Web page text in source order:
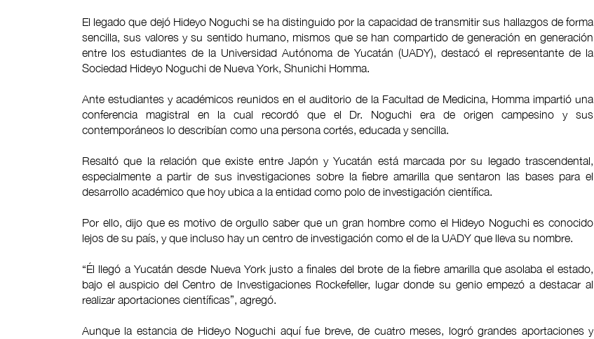
El legado que dejó Hideyo Noguchi se ha distinguido por la capacidad de transmitir sus hallazgos de forma
sencilla, sus valores y su sentido humano, mismos que se han compartido de generación en generación
entre los estudiantes de la Universidad Autónoma de Yucatán (UADY), destacó el representante de la
Sociedad Hideyo Noguchi de Nueva York, Shunichi Homma.
Ante estudiantes y académicos reunidos en el auditorio de la Facultad de Medicina, Homma impartió una
conferencia magistral en la cual recordó que el Dr. Noguchi era de origen campesino y sus
contemporáneos lo describían como una persona cortés, educada y sencilla.
Resaltó que la relación que existe entre Japón y Yucatán está marcada por su legado trascendental,
especialmente a partir de sus investigaciones sobre la fiebre amarilla que sentaron las bases para el
desarrollo académico que hoy ubica a la entidad como polo de investigación científica.
Por ello, dijo que es motivo de orgullo saber que un gran hombre como el Hideyo Noguchi es conocido
lejos de su país, y que incluso hay un centro de investigación como el de la UADY que lleva su nombre.
“Él llegó a Yucatán desde Nueva York justo a finales del brote de la fiebre amarilla que asolaba el estado,
bajo el auspicio del Centro de Investigaciones Rockefeller, lugar donde su genio empezó a destacar al
realizar aportaciones científicas”, agregó.
Aunque la estancia de Hideyo Noguchi aquí fue breve, de cuatro meses, logró grandes aportaciones y